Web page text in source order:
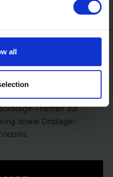
all
inklusive
wird emotional auf­
Themen zur
sowie Onstage-